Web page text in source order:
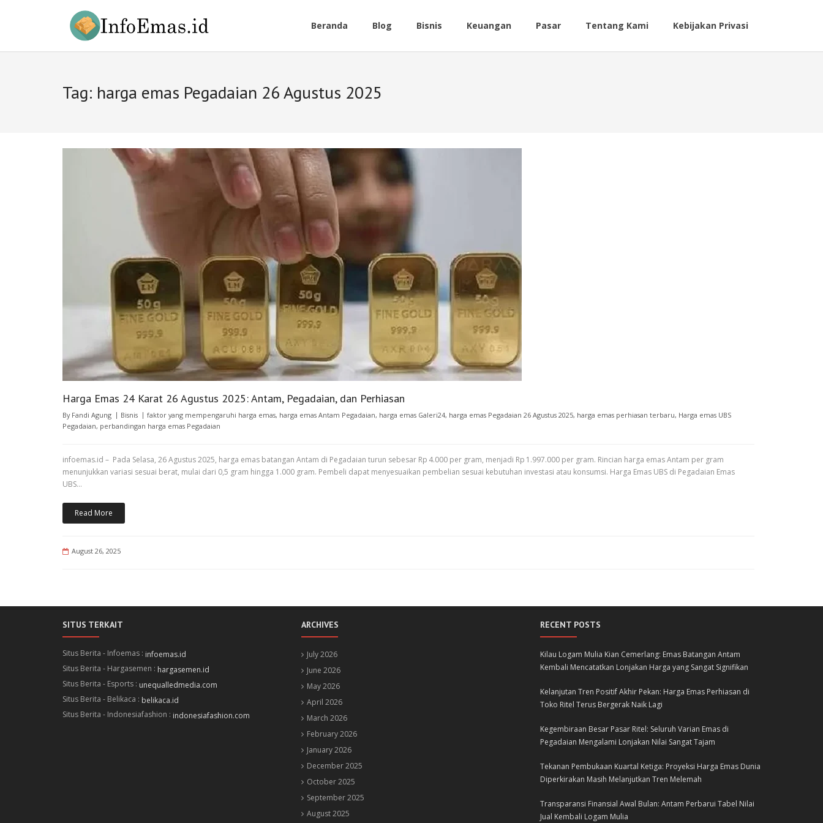
Beranda Blog Bisnis Keuangan Pasar Tentang Kami Kebijakan Privasi
Tag: harga emas Pegadaian 26 Agustus 2025
Harga Emas 24 Karat 26 Agustus 2025: Antam, Pegadaian, dan Perhiasan
By Fandi Agung Bisnis faktor yang mempengaruhi harga emas, harga emas Antam Pegadaian, harga emas Galeri24, harga emas Pegadaian 26 Agustus 2025, harga emas perhiasan terbaru, Harga emas UBS
Pegadaian, perbandingan harga emas Pegadaian
infoemas.id – Pada Selasa, 26 Agustus 2025, harga emas batangan Antam di Pegadaian turun sebesar Rp 4.000 per gram, menjadi Rp 1.997.000 per gram. Rincian harga emas Antam per gram
menunjukkan variasi sesuai berat, mulai dari 0,5 gram hingga 1.000 gram. Pembeli dapat menyesuaikan pembelian sesuai kebutuhan investasi atau konsumsi. Harga Emas UBS di Pegadaian Emas
UBS…
Read More
August 26, 2025
SITUS TERKAIT
Situs Berita - Infoemas : infoemas.id
Situs Berita - Hargasemen : hargasemen.id
Situs Berita - Esports : unequalledmedia.com
Situs Berita - Belikaca : belikaca.id
Situs Berita - Indonesiafashion : indonesiafashion.com
ARCHIVES
July 2026
June 2026
May 2026
April 2026
March 2026
February 2026
January 2026
December 2025
October 2025
September 2025
August 2025
RECENT POSTS
Kilau Logam Mulia Kian Cemerlang: Emas Batangan Antam
Kembali Mencatatkan Lonjakan Harga yang Sangat Signifikan
Kelanjutan Tren Positif Akhir Pekan: Harga Emas Perhiasan di
Toko Ritel Terus Bergerak Naik Lagi
Kegembiraan Besar Pasar Ritel: Seluruh Varian Emas di
Pegadaian Mengalami Lonjakan Nilai Sangat Tajam
Tekanan Pembukaan Kuartal Ketiga: Proyeksi Harga Emas Dunia
Diperkirakan Masih Melanjutkan Tren Melemah
Transparansi Finansial Awal Bulan: Antam Perbarui Tabel Nilai
Jual Kembali Logam Mulia